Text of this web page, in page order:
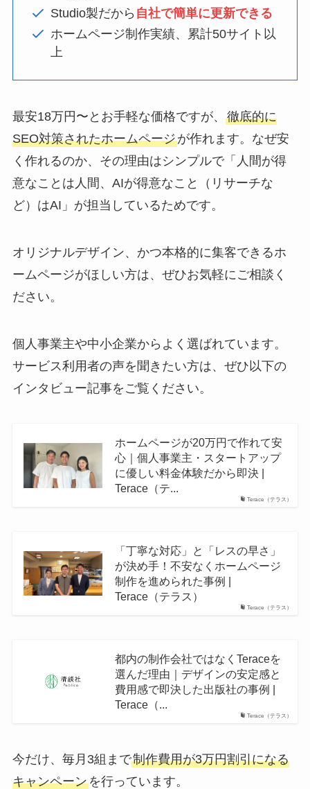
Studio製だから 自社で簡単に更新できる
ホームページ制作実績、累計50サイト以
上
最安18万円〜とお手軽な価格ですが、 徹底的に
SEO対策されたホームページが作れます。なぜ安
く作れるのか、その理由はシンプルで「人間が得
意なことは人間、AIが得意なこと（リサーチな
ど）はAI」が担当しているためです。
オリジナルデザイン、かつ本格的に集客できるホ
ームページがほしい方は、ぜひお気軽にご相談く
ださい。
個人事業主や中小企業からよく選ばれています。
サービス利用者の声を聞きたい方は、ぜひ以下の
インタビュー記事をご覧ください。
Terace（テラス）
ホームページが20万円で作れて安
心｜個人事業主・スタートアップ
に優しい料金体験だから即決 |
Terace（テ...
Terace（テラス）
「丁寧な対応」と「レスの早さ」
が決め手！不安なくホームページ
制作を進められた事例 |
Terace（テラス）
Terace（テラス）
都内の制作会社ではなくTeraceを
選んだ理由｜デザインの安定感と
費用感で即決した出版社の事例 |
Terace（...
今だけ、毎月3組まで制作費用が3万円割引になる
キャンペーンを行っています。